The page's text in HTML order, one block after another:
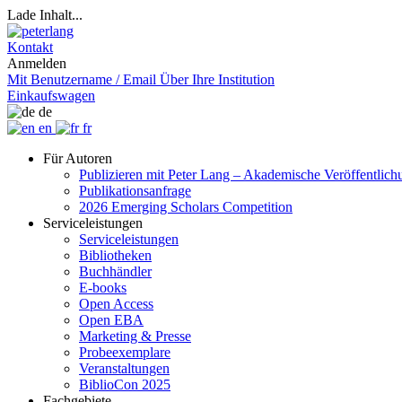
Lade Inhalt...
Kontakt
Anmelden
Mit Benutzername / Email Über Ihre Institution
Einkaufswagen
de
en
fr
Für Autoren
Publizieren mit Peter Lang – Akademische
Publikationsanfrage
2026 Emerging Scholars Competition
Serviceleistungen
Serviceleistungen
Bibliotheken
Buchhändler
E-books
Open Access
Open EBA
Marketing & Presse
Probeexemplare
Veranstaltungen
BiblioCon 2025